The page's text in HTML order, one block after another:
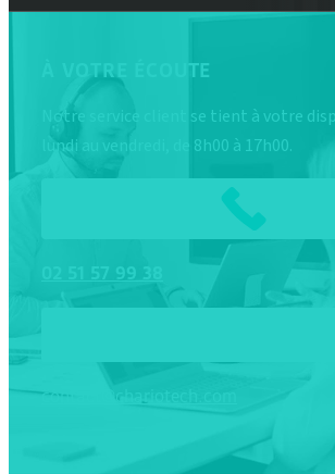
À VOTRE ÉCOUTE
Notre service client se tient à votre
lundi au vendredi, de 8h00 à 17h00.
99 38
contact@chariotech.com